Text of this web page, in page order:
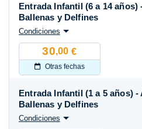
30,00 €
Otras fechas
Entrada Infantil (6 a 14 años)
Ballenas y Delfines
Condiciones
Entrada Infantil (1 a 5 años)
Ballenas y Delfines
Condiciones